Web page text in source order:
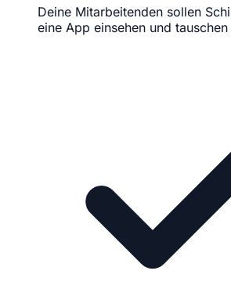
Deine Mitarbeitenden sollen
eine App einsehen und